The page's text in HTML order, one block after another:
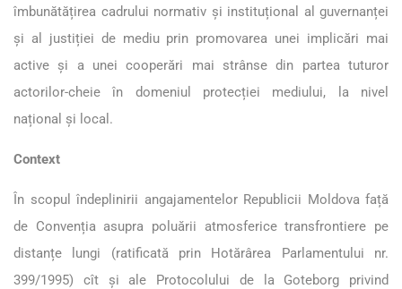
îmbunătățirea cadrului normativ și instituțional al guvernanței
și al justiției de mediu prin promovarea unei implicări mai
active și a unei cooperări mai strânse din partea tuturor
actorilor-cheie în domeniul protecției mediului, la nivel
național și local.
Context
În scopul îndeplinirii angajamentelor Republicii Moldova față
de Convenția asupra poluării atmosferice transfrontiere pe
distanțe lungi (ratificată prin Hotărârea Parlamentului nr.
399/1995) cît și ale Protocolului de la Goteborg privind